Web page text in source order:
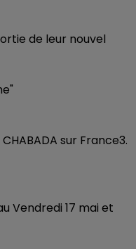
de leur nouvel
sur France3.
Vendredi 17 mai et